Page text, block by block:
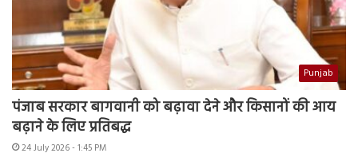
Punjab
पंजाब सरकार बागवानी को बढ़ावा देने और किसानों की आय
बढ़ाने के लिए प्रतिबद्ध
24 July 2026 - 1:45 PM